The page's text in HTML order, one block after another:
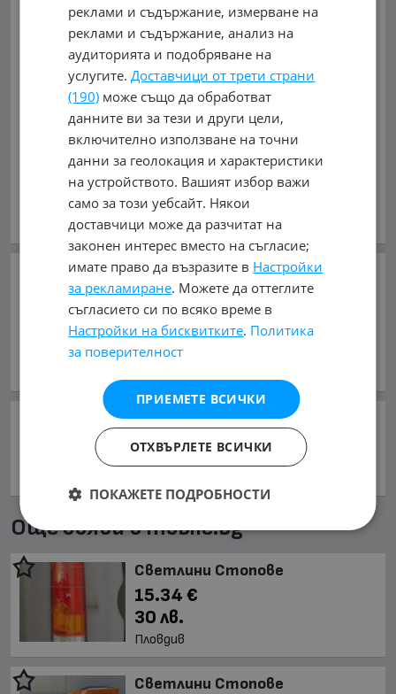
с. Труд посока Карлово
0882 656006, 0887 784491
Виж на картата
0882656006
обл. Пловдив, с. Труд
В mobile.bgот 10.11.2010г.
Виж всички обяви на дилъра
Добави в Бележника
Копирай линка
Съобщи за нередност
Сподели:
Още обяви в mobile.bg
Светлини Стопове
15.34 €
30 лв.
Пловдив
Светлини Стопове
реклами и съдържание, измерване на
реклами и съдържание, анализ на
аудиторията и подобряване на
услугите.Доставчици от трети страни
(190) може също да обработват
данните ви за тези и други цели,
включително използване на точни
данни за геолокация и характеристики
на устройството. Вашият избор важи
само за този уебсайт. Някои
доставчици може да разчитат на
законен интерес вместо на съгласие;
имате право да възразите в Настройки
за рекламиране. Можете да оттеглите
съгласието си по всяко време в
Настройки на бисквитките. Политика
за поверителност
ПРИЕМЕТЕ ВСИЧКИ
ОТХВЪРЛЕТЕ ВСИЧКИ
ПОКАЖЕТЕ ПОДРОБНОСТИ